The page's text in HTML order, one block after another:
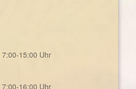
7:00-15:00 Uhr
7:00-16:00 Uhr